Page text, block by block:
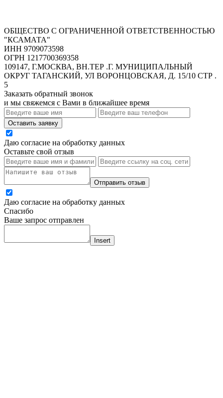
ОБЩЕСТВО С ОГРАНИЧЕННОЙ ОТВЕТСТВЕННОСТЬЮ
"КСАМАТА"
ИНН 9709073598
ОГРН 1217700369358
109147, Г.МОСКВА, ВН.ТЕР .Г. МУНИЦИПАЛЬНЫЙ
ОКРУГ ТАГАНСКИЙ, УЛ ВОРОНЦОВСКАЯ, Д. 15/10 СТР .
5
Заказать обратный звонок
и мы свяжемся с Вами в ближайшее время
Оставить заявку
Даю согласие на обработку данных
Оставьте свой отзыв
Отправить отзыв
Даю согласие на обработку данных
Спасибо
Ваше запрос отправлен
Insert